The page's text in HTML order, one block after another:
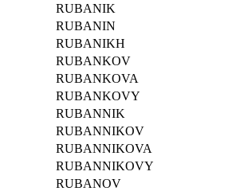
RUBANIK
RUBANIN
RUBANIKH
RUBANKOV
RUBANKOVA
RUBANKOVY
RUBANNIK
RUBANNIKOV
RUBANNIKOVA
RUBANNIKOVY
RUBANOV